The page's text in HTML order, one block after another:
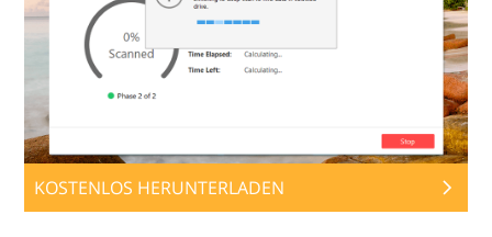
KOSTENLOS HERUNTERLADEN